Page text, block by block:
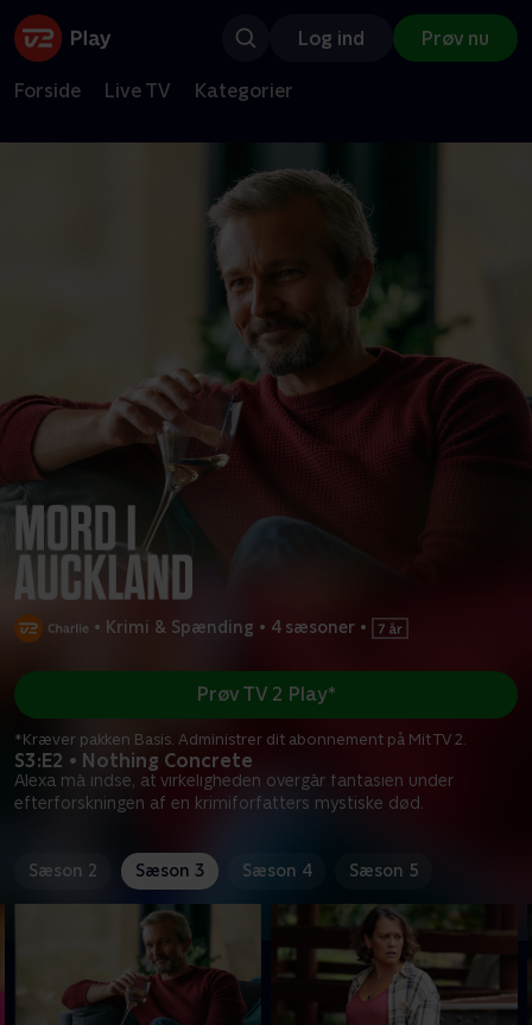
Log ind Prøv nu
Forside Live TV Kategorier
• Krimi & Spænding • 4 sæsoner •
S3:E2 • Nothing Concrete
Alexa må indse, at virkeligheden overgår fantasien under
efterforskningen af en krimiforfatters mystiske død.
Prøv TV 2 Play*
*Kræver pakken Basis. Administrer dit abonnement på Mit TV 2.
Sæson 2 Sæson 3 Sæson 4 Sæson 5